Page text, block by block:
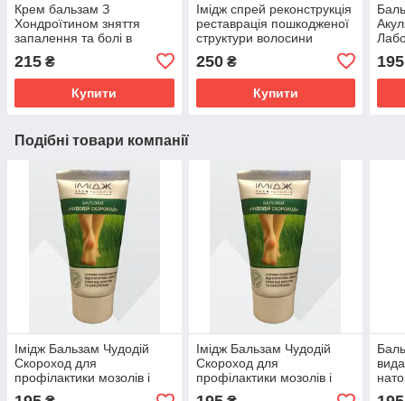
Крем бальзам З
Хондроїтином зняття
запалення та болі в
суглобах, м'язах і хребті
Імідж Лабораторія
215 ₴
Купити
Імідж спрей реконструкція
реставрація пошкодженої
структури волосини
250₴
Купити
195
Подібні товари компанії
Імідж Бальзам Чудодій
Скороход для
профілактики мозолів і
натоптишів
Імідж Бальзам Чудодій
Скороход для
профілактики мозолів і
натоптишів